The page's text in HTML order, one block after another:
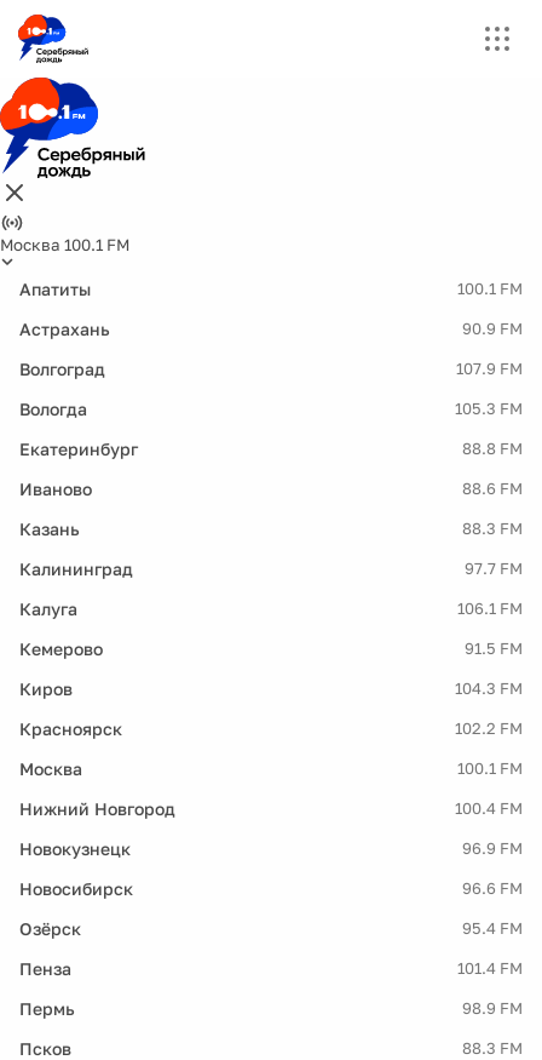
Москва 100.1 FM
Апатиты 100.1 FM
Астрахань 90.9 FM
Волгоград 107.9 FM
Вологда 105.3 FM
Екатеринбург 88.8 FM
Иваново 88.6 FM
Казань 88.3 FM
Калининград 97.7 FM
Калуга 106.1 FM
Кемерово 91.5 FM
Киров 104.3 FM
Красноярск 102.2 FM
Москва 100.1 FM
Нижний Новгород 100.4 FM
Новокузнецк 96.9 FM
Новосибирск 96.6 FM
Озёрск 95.4 FM
Пенза 101.4 FM
Пермь 98.9 FM
Псков 88.3 FM